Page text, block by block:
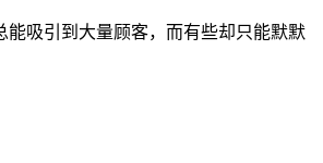
吸引到大量顾客，而有些却只能默默